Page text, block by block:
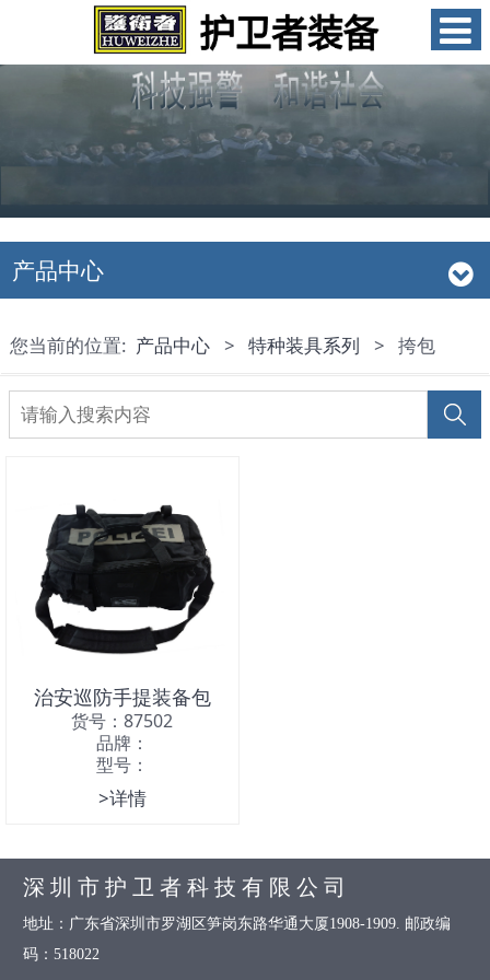
产品中心
您当前的位置: 产品中心 > 特种装具系列 > 挎包
治安巡防手提装备包
货号：87502
品牌：
型号：
>详情
深 圳 市 护 卫 者 科 技 有 限 公 司
地址：广东省深圳市罗湖区笋岗东路华通大厦1908-1909. 邮政编
码：518022